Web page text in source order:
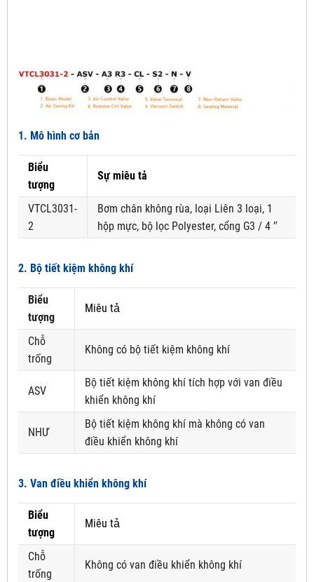
1. Mô hình cơ bản
Biểu
tượng
Sự miêu tả
VTCL3031-
2
Bơm chân không rùa, loại Liên 3 loại, 1
hộp mực, bộ lọc Polyester, cổng G3 / 4 ″
2. Bộ tiết kiệm không khí
Biểu
tượng
Miêu tả
Chỗ
trống
Không có bộ tiết kiệm không khí
ASV
Bộ tiết kiệm không khí tích hợp với van điều
khiển không khí
NHƯ
Bộ tiết kiệm không khí mà không có van
điều khiển không khí
3. Van điều khiển không khí
Biểu
tượng
Miêu tả
Chỗ
trống
Không có van điều khiển không khí